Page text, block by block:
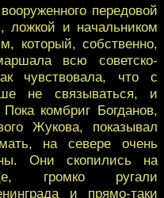
передовой
ложкой и начальником
который, собственно,
всю советско-
чувствовала, что с
не связываться, и
комбриг Богданов,
Жукова, показывал
на севере очень
Они скопились на
громко ругали
и прямо-таки